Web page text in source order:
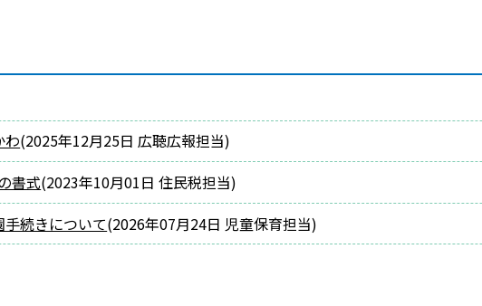
(2025年12月25日 広聴広報担当)
書式(2023年10月01日 住民税担当)
続きについて(2026年07月24日 児童保育担当)